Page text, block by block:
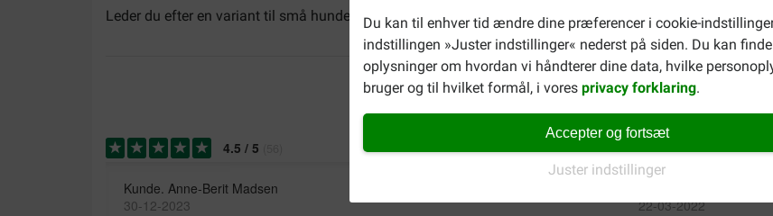
Du kan til enhver tid ændre dine præferencer i cookie-
indstillingen »Juster indstillinger« nederst på siden. Du kan
oplysninger om hvordan vi håndterer dine data, hvilke
bruger og til hvilket formål, i vores privacy forklaring.
Accepter og fortsæt
Juster indstillinger
Leder du efter en variant til små hunde? Prøv Purina Dentalife Sticks Mini Til hunde over 25 kg anbefales
4.5 / 5
Kunde. Anne-Berit Madsen
30-12-2023
22-03-2022